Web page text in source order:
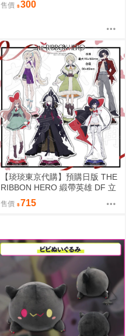
售價 300
【琰琰東京代購】預購日版 THE
RIBBON HERO 緞帶英雄 DF 立
牌 藍寶石 帕茵 天鵝絨 吉露可
售價 715